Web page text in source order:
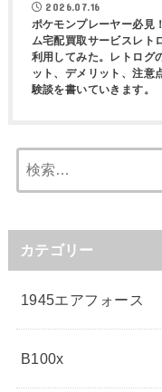
2026.07.16
ポケモンプレーヤー必見
ム宅配買取サービスレト
利用してみた。レトログ
ット、デメリット、注意
験談を書いていきます。
カテゴリー
1945エアフォース
B100x